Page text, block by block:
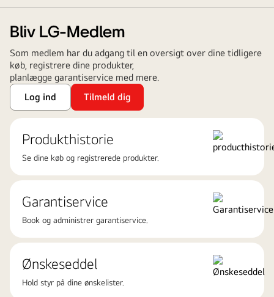
Bliv LG-Medlem
Som medlem har du adgang til en oversigt over dine tidligere
køb, registrere dine produkter,
planlægge garantiservice med mere.
Log ind
Tilmeld dig
Produkthistorie
Se dine køb og registrerede produkter.
Garantiservice
Book og administrer garantiservice.
Ønskeseddel
Hold styr på dine ønskelister.